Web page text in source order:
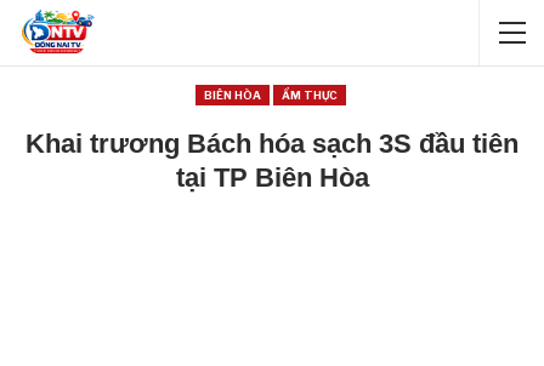
BIÊN HÒA ẨM THỰC
Khai trương Bách hóa sạch 3S đầu tiên
tại TP Biên Hòa